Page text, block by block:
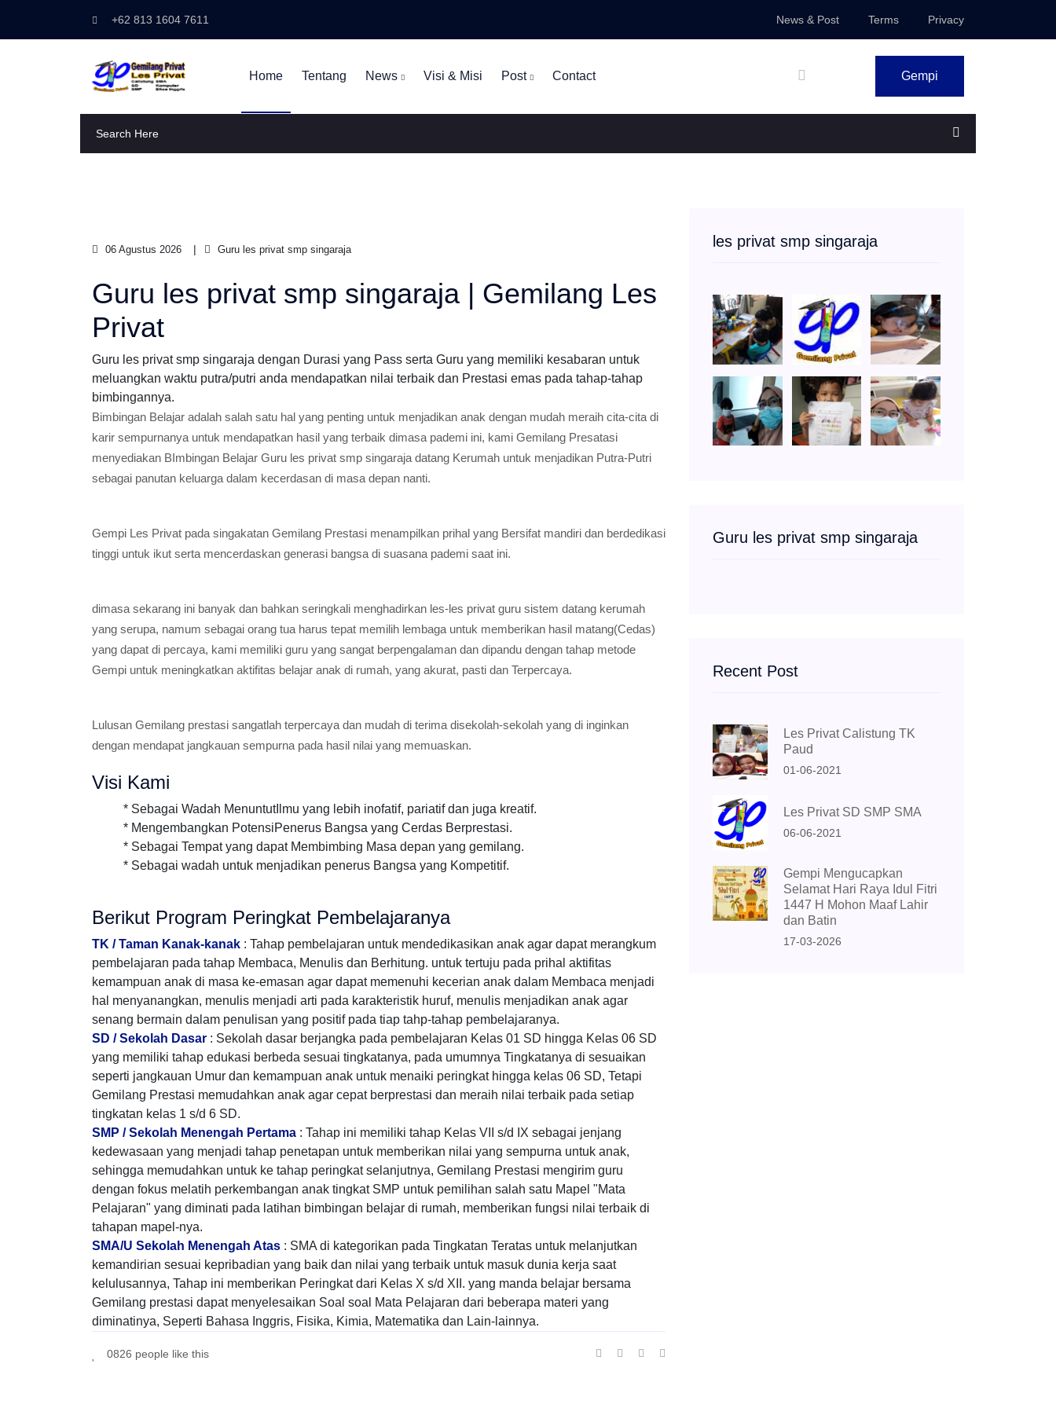
+62 813 1604 7611 News & Post Terms Privacy
Home Tentang News Visi & Misi Post Contact Gempi
06 Agustus 2026 Guru les privat smp singaraja
Guru les privat smp singaraja | Gemilang Les
Privat
Guru les privat smp singaraja dengan Durasi yang Pass serta Guru yang memiliki kesabaran untuk
meluangkan waktu putra/putri anda mendapatkan nilai terbaik dan Prestasi emas pada tahap-tahap
bimbingannya.
Bimbingan Belajar adalah salah satu hal yang penting untuk menjadikan anak dengan mudah meraih cita-cita di
karir sempurnanya untuk mendapatkan hasil yang terbaik dimasa pademi ini, kami Gemilang Presatasi
menyediakan BImbingan Belajar Guru les privat smp singaraja datang Kerumah untuk menjadikan Putra-Putri
sebagai panutan keluarga dalam kecerdasan di masa depan nanti.
Gempi Les Privat pada singakatan Gemilang Prestasi menampilkan prihal yang Bersifat mandiri dan berdedikasi
tinggi untuk ikut serta mencerdaskan generasi bangsa di suasana pademi saat ini.
dimasa sekarang ini banyak dan bahkan seringkali menghadirkan les-les privat guru sistem datang kerumah
yang serupa, namum sebagai orang tua harus tepat memilih lembaga untuk memberikan hasil matang(Cedas)
yang dapat di percaya, kami memiliki guru yang sangat berpengalaman dan dipandu dengan tahap metode
Gempi untuk meningkatkan aktifitas belajar anak di rumah, yang akurat, pasti dan Terpercaya.
Lulusan Gemilang prestasi sangatlah terpercaya dan mudah di terima disekolah-sekolah yang di inginkan
dengan mendapat jangkauan sempurna pada hasil nilai yang memuaskan.
Visi Kami
* Sebagai Wadah MenuntutIlmu yang lebih inofatif, pariatif dan juga kreatif.
* Mengembangkan PotensiPenerus Bangsa yang Cerdas Berprestasi.
* Sebagai Tempat yang dapat Membimbing Masa depan yang gemilang.
* Sebagai wadah untuk menjadikan penerus Bangsa yang Kompetitif.
Berikut Program Peringkat Pembelajaranya
TK / Taman Kanak-kanak : Tahap pembelajaran untuk mendedikasikan anak agar dapat merangkum
pembelajaran pada tahap Membaca, Menulis dan Berhitung. untuk tertuju pada prihal aktifitas
kemampuan anak di masa ke-emasan agar dapat memenuhi kecerian anak dalam Membaca menjadi
hal menyanangkan, menulis menjadi arti pada karakteristik huruf, menulis menjadikan anak agar
senang bermain dalam penulisan yang positif pada tiap tahp-tahap pembelajaranya.
SD / Sekolah Dasar : Sekolah dasar berjangka pada pembelajaran Kelas 01 SD hingga Kelas 06 SD
yang memiliki tahap edukasi berbeda sesuai tingkatanya, pada umumnya Tingkatanya di sesuaikan
seperti jangkauan Umur dan kemampuan anak untuk menaiki peringkat hingga kelas 06 SD, Tetapi
Gemilang Prestasi memudahkan anak agar cepat berprestasi dan meraih nilai terbaik pada setiap
tingkatan kelas 1 s/d 6 SD.
SMP / Sekolah Menengah Pertama : Tahap ini memiliki tahap Kelas VII s/d IX sebagai jenjang
kedewasaan yang menjadi tahap penetapan untuk memberikan nilai yang sempurna untuk anak,
sehingga memudahkan untuk ke tahap peringkat selanjutnya, Gemilang Prestasi mengirim guru
dengan fokus melatih perkembangan anak tingkat SMP untuk pemilihan salah satu Mapel "Mata
Pelajaran" yang diminati pada latihan bimbingan belajar di rumah, memberikan fungsi nilai terbaik di
tahapan mapel-nya.
SMA/U Sekolah Menengah Atas : SMA di kategorikan pada Tingkatan Teratas untuk melanjutkan
kemandirian sesuai kepribadian yang baik dan nilai yang terbaik untuk masuk dunia kerja saat
kelulusannya, Tahap ini memberikan Peringkat dari Kelas X s/d XII. yang manda belajar bersama
Gemilang prestasi dapat menyelesaikan Soal soal Mata Pelajaran dari beberapa materi yang
diminatinya, Seperti Bahasa Inggris, Fisika, Kimia, Matematika dan Lain-lainnya.
0826 people like this
les privat smp singaraja
Guru les privat smp singaraja
Recent Post
Les Privat Calistung TK
Paud
01-06-2021
Les Privat SD SMP SMA
06-06-2021
Gempi Mengucapkan
Selamat Hari Raya Idul Fitri
1447 H Mohon Maaf Lahir
dan Batin
17-03-2026